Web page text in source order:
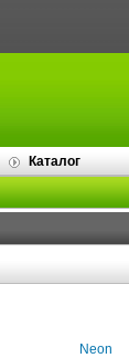
Каталог
Neon